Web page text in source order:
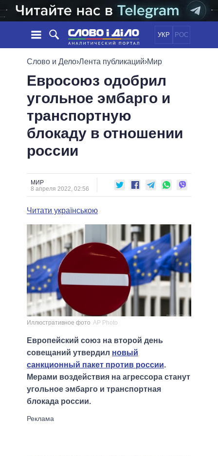
УКР РОС
НОВОСТИ
ЛЕНТА
СОБЫТИЯ
СТАТЬИ
МНЕНИЯ
ОБЗОРЫ
ДАЙДЖЕСТЫ
ПОЛИТИКА
ЭКОНОМИКА
ОБЩЕСТВО
ОБЕЩАНИЯ
ПОЛИТИКИ
ВСЕ ПОЛИТИКИ
ПРЕЗИДЕНТ И ОФИС
ВЕРХОВНАЯ РАДА
ГЛАВЫ ОБЛАДМИНИСТРАЦИЙ
МЭРЫ
ВСЕ ПЕРСОНЫ
ИНФОГРАФИКА
СРАВНЕНИЕ ПОЛИТИКОВ
Слово и Дело›Лента публикаций›Мир
Евросоюз одобрил
угольное эмбарго и
транспортную
блокаду в отношении
россии
МИР
8 апреля 2022, 02:56
Читати українською
Иллюстративное фото AP Photo
Европейский союз на второй день
совещаний утвердил новый
санкционный пакет против россии.
Мерами воздействия на агрессора станут
угольное эмбарго и транспортная
блокада россии.